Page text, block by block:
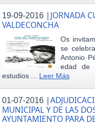
19-09-2016 | JORNADA
VALDECONCHA
Os
se
Antonio
edad de
estudios ... Leer Más
01-07-2016 |
MUNICIPAL Y DE LAS
AYUNTAMIENTO PARA